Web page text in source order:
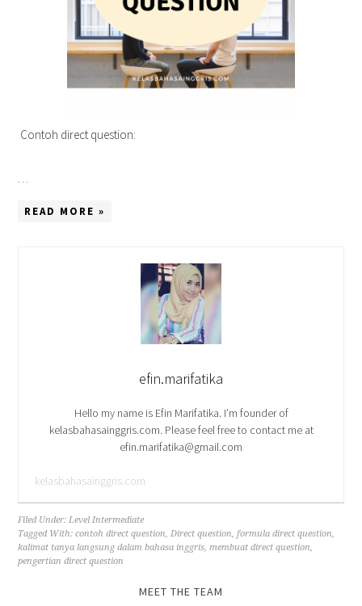
Contoh direct question:
…
READ MORE »
efin.marifatika
Hello my name is Efin Marifatika. I’m founder of
kelasbahasainggris.com. Please feel free to contact me at
efin.marifatika@gmail.com
kelasbahasainggris.com
Filed Under:Level Intermediate
Tagged With:contoh direct question,Direct question,formula direct question,
kalimat tanya langsung dalam bahasa inggris,membuat direct question,
pengertian direct question
MEET THE TEAM